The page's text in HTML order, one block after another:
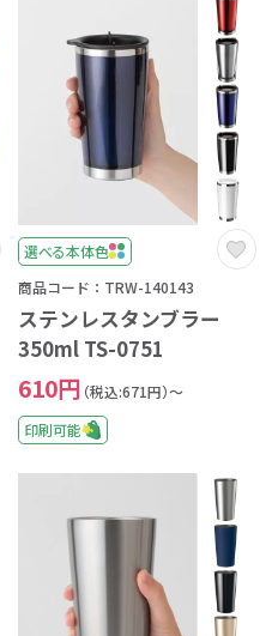
選べる本体色
商品コード：TRW-140143
ステンレスタンブラー
350ml TS-0751
610円 （税込:671円）～
印刷可能